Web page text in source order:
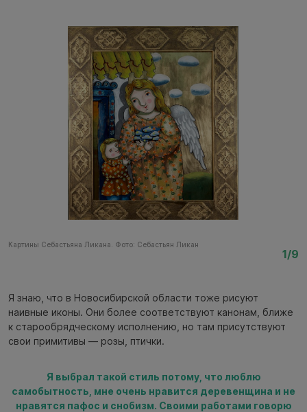
Картины Себастьяна Ликана. Фото: Себастьян Ликан
1/9
Я знаю, что в Новосибирской области тоже рисуют
наивные иконы. Они более соответствуют канонам, ближе
к старообрядческому исполнению, но там присутствуют
свои примитивы — розы, птички.
Я выбрал такой стиль потому, что люблю
самобытность, мне очень нравится деревенщина и не
нравятся пафос и снобизм. Своими работами говорю